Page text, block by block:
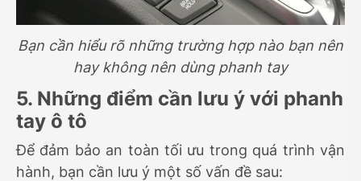
Bạn cần hiểu rõ những trường hợp nào bạn nên
hay không nên dùng phanh tay
5. Những điểm cần lưu ý với phanh
tay ô tô
Để đảm bảo an toàn tối ưu trong quá trình vận
hành, bạn cần lưu ý một số vấn đề sau: